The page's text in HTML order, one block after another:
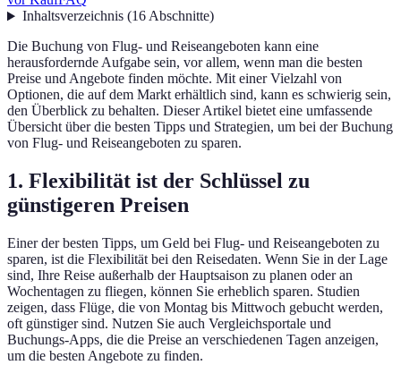
Inhaltsverzeichnis(16Abschnitte)
Die Buchung von Flug- und Reiseangeboten kann eine
herausfordernde Aufgabe sein, vor allem, wenn man die besten
Preise und Angebote finden möchte. Mit einer Vielzahl von
Optionen, die auf dem Markt erhältlich sind, kann es schwierig sein,
den Überblick zu behalten. Dieser Artikel bietet eine umfassende
Übersicht über die besten Tipps und Strategien, um bei der Buchung
von Flug- und Reiseangeboten zu sparen.
1. Flexibilität ist der Schlüssel zu
günstigeren Preisen
Einer der besten Tipps, um Geld bei Flug- und Reiseangeboten zu
sparen, ist die Flexibilität bei den Reisedaten. Wenn Sie in der Lage
sind, Ihre Reise außerhalb der Hauptsaison zu planen oder an
Wochentagen zu fliegen, können Sie erheblich sparen. Studien
zeigen, dass Flüge, die von Montag bis Mittwoch gebucht werden,
oft günstiger sind. Nutzen Sie auch Vergleichsportale und
Buchungs-Apps, die die Preise an verschiedenen Tagen anzeigen,
um die besten Angebote zu finden.